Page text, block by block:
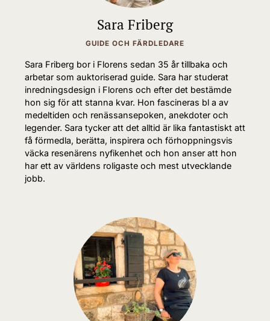
Sara Friberg
GUIDE OCH FÄRDLEDARE
Sara Friberg bor i Florens sedan 35 år tillbaka och
arbetar som auktoriserad guide. Sara har studerat
inredningsdesign i Florens och efter det bestämde
hon sig för att stanna kvar. Hon fascineras bl a av
medeltiden och renässansepoken, anekdoter och
legender. Sara tycker att det alltid är lika fantastiskt att
få förmedla, berätta, inspirera och förhoppningsvis
väcka resenärens nyfikenhet och hon anser att hon
har ett av världens roligaste och mest utvecklande
jobb.